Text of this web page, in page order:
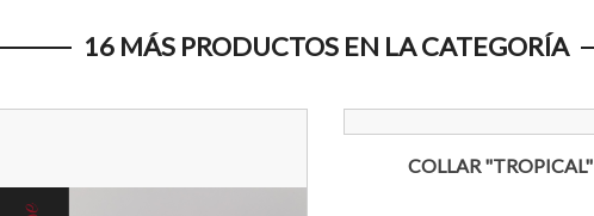
16 MÁS PRODUCTOS EN LA CATEGORÍA
COLLAR "TROPICAL"